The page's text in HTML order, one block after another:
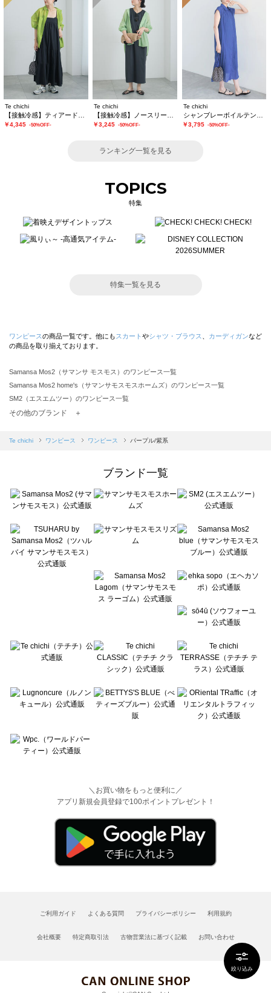
絞り込み
Te chichi
￥4,345 -50%OFF-
Te chichi
￥3,245 -50%OFF-
Te chichi
￥3,795 -50%OFF-
ランキング一覧を見る
TOPICS
特集
特集一覧を見る
ワンピースの商品一覧です。他にも スカート やシャツ・ブラウス カーディガンなど
の商品を取り揃えております。
Samansa Mos2（サマンサ モスモス）のワンピース一覧
Samansa Mos2 home's（サマンサモスモスホームズ）のワンピース一覧
SM2（エスエムツー）のワンピース一覧
TSUHARU by Samansa Mos2（ツハルバイサマンサモスモス）のワンピース一覧
Samansa Mos2 blue（サマンサモスモス ブルー）のワンピース一覧
sō4ū（ソウフォーユー）のワンピース一覧
Te chichi（テチチ）のワンピース一覧
Te chichi CLASSIC（テチチ クラシック）のワンピース一覧
Lugnoncure（ルノンキュール）のワンピース一覧
BETTY'S BLUE（べティーズブルー）のワンピース一覧
Wpc.（ワールドパーティー）のワンピース一覧
その他のブランド ＋
Te chichi ワンピース ワンピース パープル/紫系
ブランド一覧
＼お買い物をもっと便利に／
アプリ新規会員登録で100ポイントプレゼント！
ご利用ガイド よくある質問 プライバシーポリシー 利用規約
会社概要 特定商取引法 古物営業法に基づく記載 お問い合わせ